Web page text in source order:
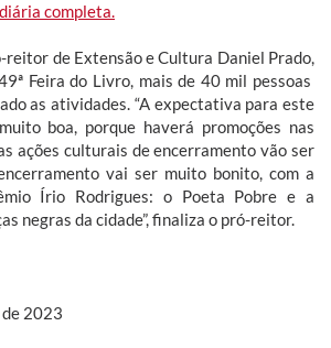
completa.
reitor de Extensão e Cultura Daniel Prado,
Feira do Livro, mais de 40 mil pessoas
as atividades. “A expectativa para este
boa, porque haverá promoções nas
ações culturais de encerramento vão ser
vai ser muito bonito, com a
Írio Rodrigues: o Poeta Pobre e a
negras da cidade”, finaliza o pró-reitor.
2023